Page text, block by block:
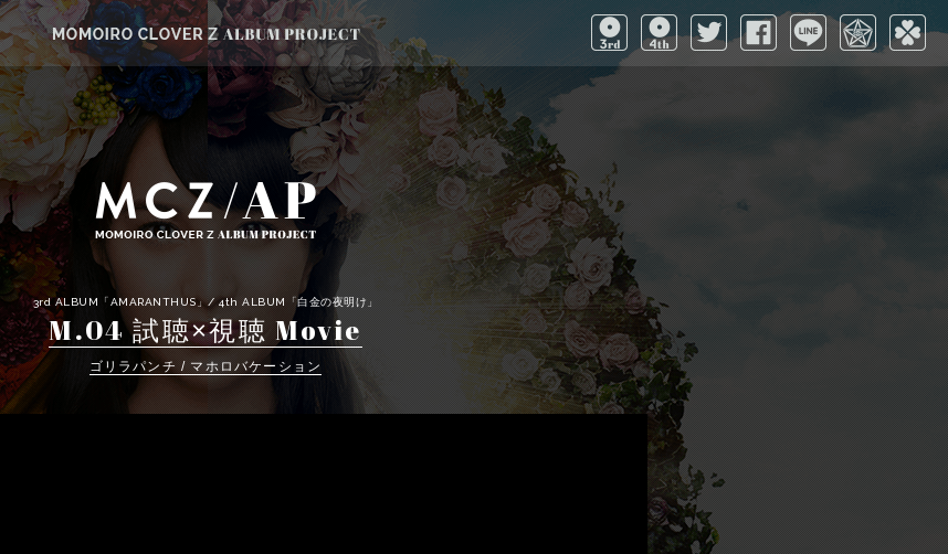
3rd ALBUM「AMARANTHUS」/ 4th ALBUM「白金の夜明け」
M.04試聴×視聴 Movie
ゴリラパンチ / マホロバケーション